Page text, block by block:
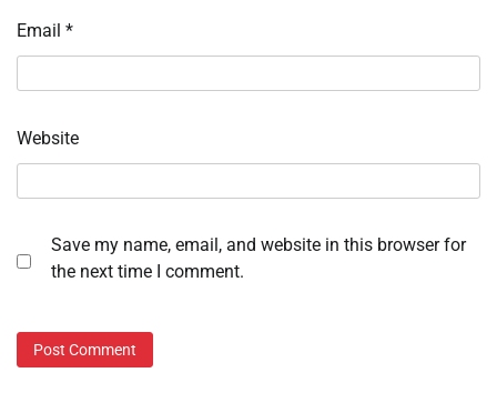
Email *
Website
Save my name, email, and website in this browser for
the next time I comment.